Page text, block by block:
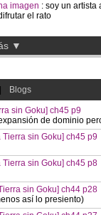
imagen : soy un artista
el rato
▼
Blogs
sin Goku] ch45 p9
de dominio
Tierra sin Goku] ch45 p9
Tierra sin Goku] ch45 p8
sin Goku] ch44 p28
así lo presiento)